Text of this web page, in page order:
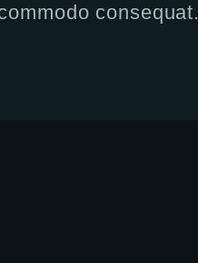
consequat.